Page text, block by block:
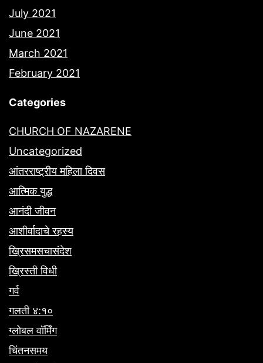
July 2021
June 2021
March 2021
February 2021
Categories
CHURCH OF NAZARENE
Uncategorized
आंतरराष्ट्रीय महिला दिवस
आत्मिक युद्ध
आनंदी जीवन
आशीर्वादाचे रहस्य
ख्रिसमसचासंदेश
ख्रिस्ती विधी
गर्व
गलती ४:१०
ग्लोबल वॉर्मिंग
चिंतनसमय